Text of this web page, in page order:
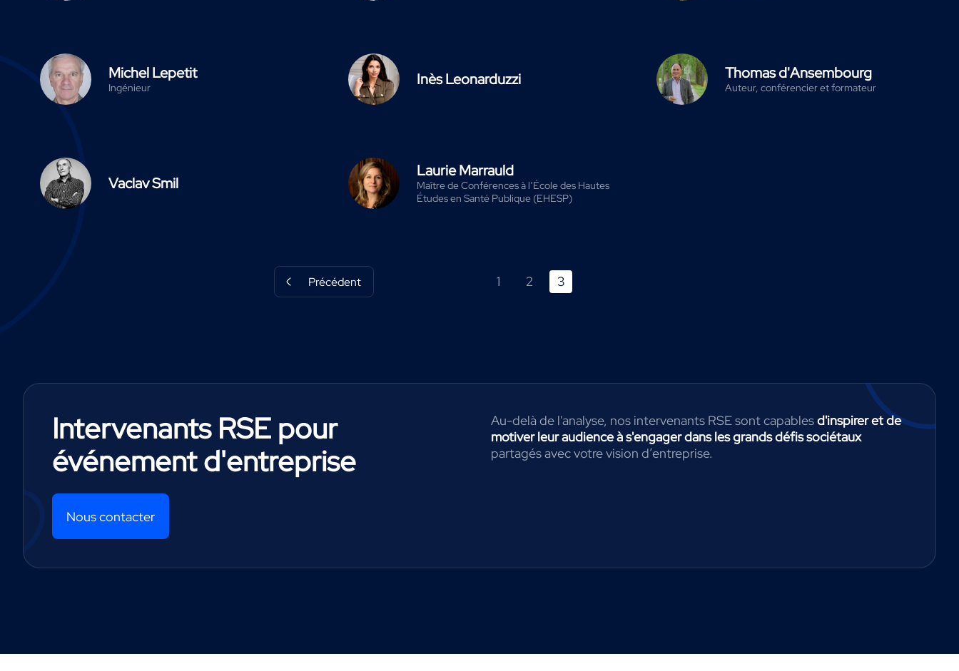
Michel Lepetit
Ingénieur Inès Leonarduzzi Thomas d'Ansembourg
Auteur, conférencier et formateur
Vaclav Smil
Laurie Marrauld
Maître de Conférences à l’École des Hautes
Études en Santé Publique (EHESP)
Précédent 1 2 3
Intervenants RSE pour
événement d'entreprise
Nous contacter
Au-delà de l'analyse, nos intervenants RSE sont capablesd'inspirer et de
motiver leur audience à s'engager dans les grands défis sociétaux
partagés avec votre vision d’entreprise.